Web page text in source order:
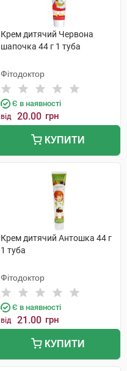
Крем дитячий Червона
шапочка 44 г 1 туба
Фітодоктор
Є в наявності
від 20.00 грн
КУПИТИ
Крем дитячий Антошка 44 г
1 туба
Фітодоктор
Є в наявності
від 21.00 грн
КУПИТИ